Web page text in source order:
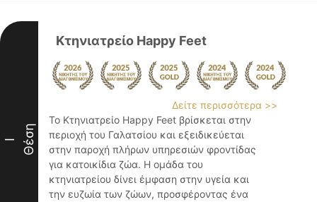
I Θέση
Κτηνιατρείο Ηappy Feet
Δείτε περισσότερα >>
Το Κτηνιατρείο Happy Feet βρίσκεται στην
περιοχή του Γαλατσίου και εξειδικεύεται
στην παροχή πλήρων υπηρεσιών φροντίδας
για κατοικίδια ζώα. Η ομάδα του
κτηνιατρείου δίνει έμφαση στην υγεία και
την ευζωία των ζώων, προσφέροντας ένα